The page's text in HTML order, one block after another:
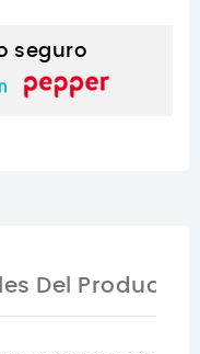
seguro
Del Producto